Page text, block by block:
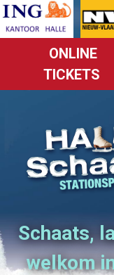
Overslaan en naar de
ONLINE
TICKETS
Schaats,
welkom